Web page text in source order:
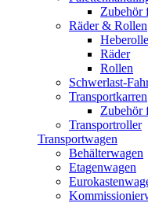
Zubehör
Räder & Rollen
Räder
Rollen
Schwerlast-
Transportkarren
Zubehör
Transportroller
Transportwagen
Behälterwagen
Etagenwagen